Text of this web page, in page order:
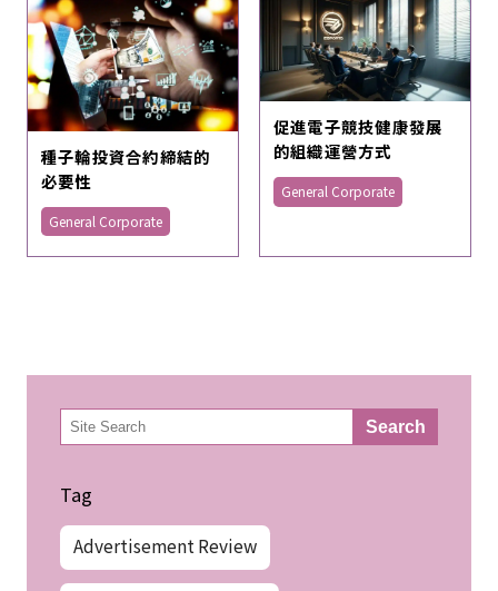
種子輪投資合約締結的
必要性
General Corporate
促進電子競技健康發展
的組織運營方式
General Corporate
検
索 Search
Tag
Advertisement Review